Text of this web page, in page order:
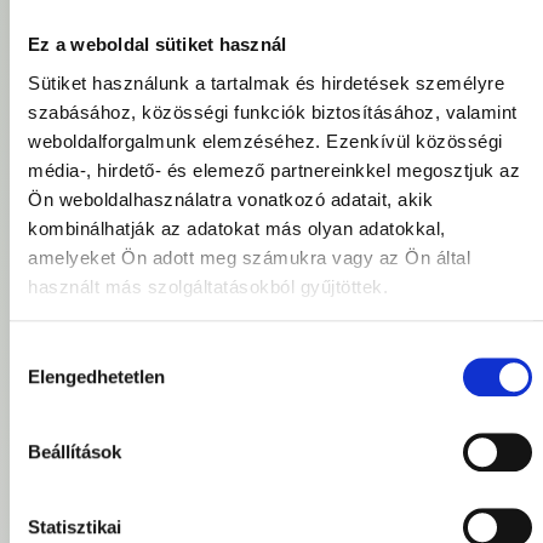
Ez a weboldal sütiket használ
Sütiket használunk a tartalmak és hirdetések személyre
szabásához, közösségi funkciók biztosításához, valamint
weboldalforgalmunk elemzéséhez. Ezenkívül közösségi
média-, hirdető- és elemező partnereinkkel megosztjuk az
Ön weboldalhasználatra vonatkozó adatait, akik
kombinálhatják az adatokat más olyan adatokkal,
amelyeket Ön adott meg számukra vagy az Ön által
használt más szolgáltatásokból gyűjtöttek.
kiválasztása
Elengedhetetlen
Beállítások
Statisztikai
profilnév, illetve az
interaktív elemek.
5. Instagram
profilkép
Ajánlott méret:
320×320 pixel (de
minimum 110×110
pixel)
Kör alakban jelenik
meg, így a
négyzetes képed
szélei levágódnak
–
ne tegyél
fontos elemet a
Hol és hogyan
jelenik meg a
Instagramon?
sztorik, felfedező oldal